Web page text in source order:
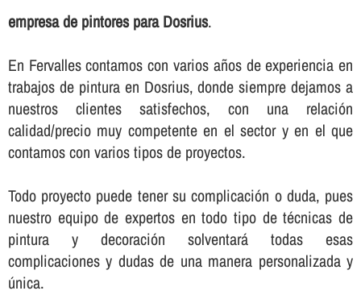
empresa de pintores para Dosrius.
En Fervalles contamos con varios años de experiencia en
trabajos de pintura en Dosrius, donde siempre dejamos a
nuestros clientes satisfechos, con una relación
calidad/precio muy competente en el sector y en el que
contamos con varios tipos de proyectos.
Todo proyecto puede tener su complicación o duda, pues
nuestro equipo de expertos en todo tipo de técnicas de
pintura y decoración solventará todas esas
complicaciones y dudas de una manera personalizada y
única.